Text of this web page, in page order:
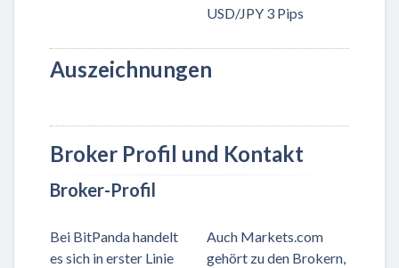
USD/JPY 3 Pips
Auszeichnungen
Broker Profil und Kontakt
Broker-Profil
Bei BitPanda handelt
es sich in erster Linie
Auch Markets.com
gehört zu den Brokern,